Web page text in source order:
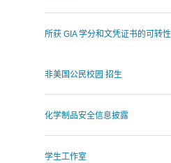
所获 GIA 学分和文凭证书的可转性
非美国公民校园 招生
化学制品安全信息披露
学生工作室